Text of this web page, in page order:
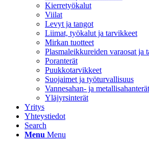
Kierretyökalut
Viilat
Levyt ja tangot
Liimat, työkalut ja tarvikkeet
Mirkan tuotteet
Plasmaleikkureiden varaosat ja
Poranterät
Puukkotarvikkeet
Suojaimet ja työturvallisuus
Vannesahan- ja metallisahanterät
Yläjyrsinterät
Yritys
Yhteystiedot
Search
Menu Menu